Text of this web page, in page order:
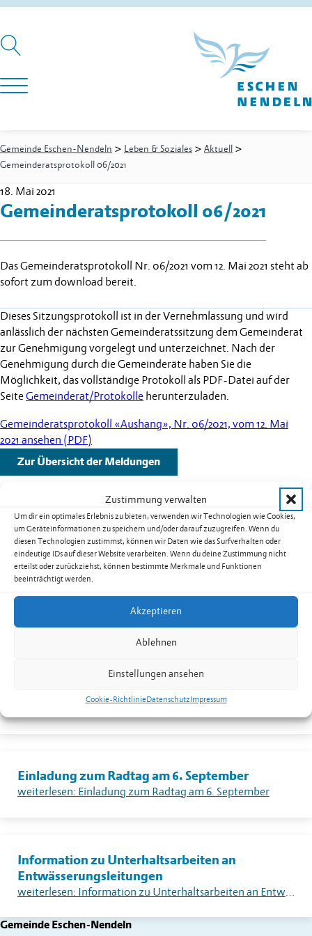
Zustimmung verwalten
Um dir ein optimales Erlebnis zu bieten, verwenden wir Technologien wie Cookies,
um Geräteinformationen zu speichern und/oder darauf zuzugreifen. Wenn du
diesen Technologien zustimmst, können wir Daten wie das Surfverhalten oder
eindeutige IDs auf dieser Website verarbeiten. Wenn du deine Zustimmung nicht
erteilst oder zurückziehst, können bestimmte Merkmale und Funktionen
beeinträchtigt werden.
Akzeptieren
Ablehnen
Einstellungen ansehen
Cookie-RichtlinieDatenschutzImpressum
Gemeinde Eschen-Nendeln > Leben & Soziales > Aktuell >
Gemeinderatsprotokoll 06/2021
18. Mai 2021
Gemeinderatsprotokoll 06/2021
Das Gemeinderatsprotokoll Nr. 06/2021 vom 12. Mai 2021 steht ab
sofort zum download bereit.
Dieses Sitzungsprotokoll ist in der Vernehmlassung und wird
anlässlich der nächsten Gemeinderatssitzung dem Gemeinderat
zur Genehmigung vorgelegt und unterzeichnet. Nach der
Genehmigung durch die Gemeinderäte haben Sie die
Möglichkeit, das vollständige Protokoll als PDF-Datei auf der
SeiteGemeinderat/Protokolle herunterzuladen.
Gemeinderatsprotokoll «Aushang», Nr. 06/2021, vom 12. Mai
2021 ansehen (PDF)
Zur Übersicht der Meldungen
Weitere Schlagzeilen
Warnung vor sehr grosser Flur- und
Waldbrandgefahr – Erlass eines absoluten
Feuerverbotes im Freien in Liechtenstein
weiterlesen: Warnung vor sehr grosser Flur- und Waldbrandgefahr – Erlass eines absoluten Feuerverbotes im Freien in Liechtenstein
Dorfplatzkino
Einladung zum Radtag am 6. September
weiterlesen: Einladung zum Radtag am 6. September
Information zu Unterhaltsarbeiten an
Entwässerungsleitungen
weiterlesen: Information zu Unterhaltsarbeiten an Entwässerungsleitungen
Gemeinde Eschen-Nendeln